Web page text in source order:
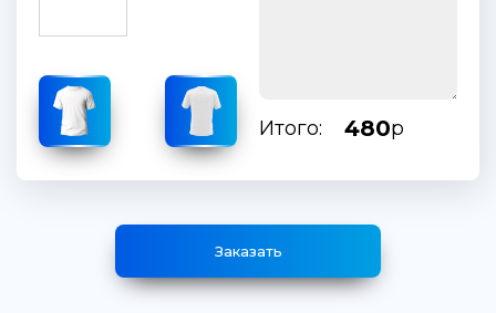
Итого: 480р